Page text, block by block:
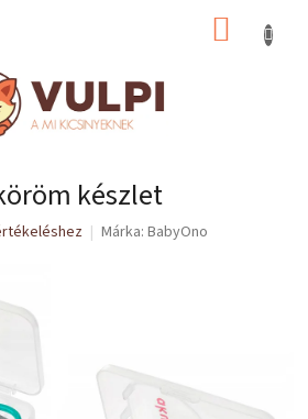
KOSÁR
készlet
Márka: BabyOno